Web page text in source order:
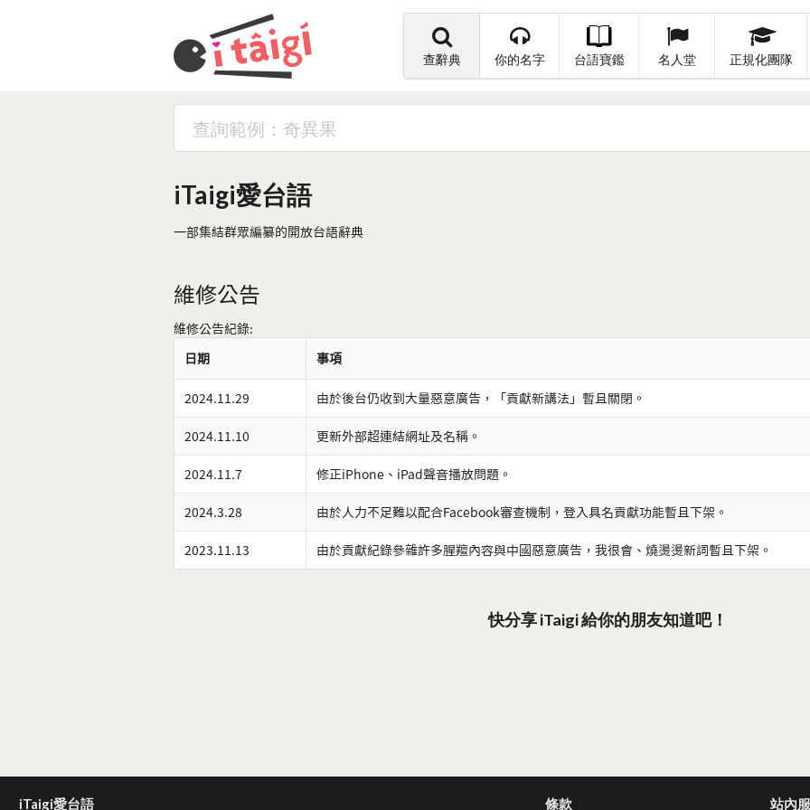
查辭典 你的名字 台語寶鑑 名人堂 正規化團隊
iTaigi愛台語
一部集結群眾編纂的開放台語辭典
維修公告
維修公告紀錄:
日期
事項
2024.11.29 由於後台仍收到大量惡意廣告，「貢獻新講法」暫且關閉。
2024.11.10 更新外部超連結網址及名稱。
2024.11.7 修正iPhone、iPad聲音播放問題。
2024.3.28 由於人力不足難以配合Facebook審查機制，登入具名貢獻功能暫且下架。
2023.11.13 由於貢獻紀錄參雜許多腥羶內容與中國惡意廣告，我很會、燒燙燙新詞暫且下架。
快分享 iTaigi 給你的朋友知道吧！
iTaigi愛台語 條款 站內